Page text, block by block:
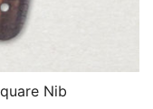
Nib